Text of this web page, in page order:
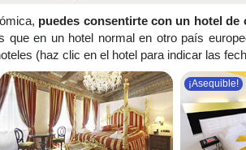
puedes consentirte con un hotel de
que en un hotel normal en otro país
(haz clic en el hotel para indicar las
¡Asequible!